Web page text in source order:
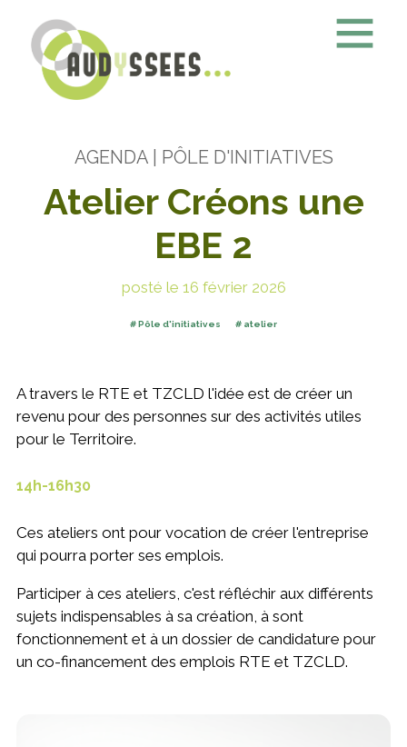
AGENDA| PÔLE D'INITIATIVES
Atelier Créons une
EBE 2
posté le 16 février 2026
Pôle d'initiatives atelier
A travers le RTE et TZCLD l'idée est de créer un
revenu pour des personnes sur des activités utiles
pour le Territoire.
14h-16h30
Ces ateliers ont pour vocation de créer l'entreprise
qui pourra porter ses emplois.
Participer à ces ateliers, c'est réfléchir aux différents
sujets indispensables à sa création, à sont
fonctionnement et à un dossier de candidature pour
un co-financement des emplois RTE et TZCLD.